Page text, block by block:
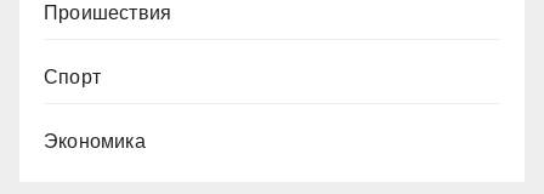
Проишествия
Спорт
Экономика